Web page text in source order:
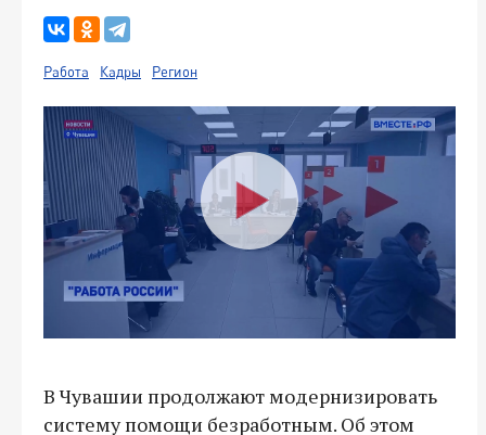
Работа Кадры Регион
В Чувашии продолжают модернизировать
систему помощи безработным. Об этом